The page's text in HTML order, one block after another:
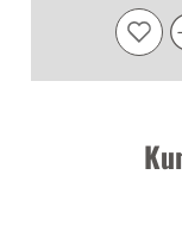
vielfältig wie
neugierig
den White Ice